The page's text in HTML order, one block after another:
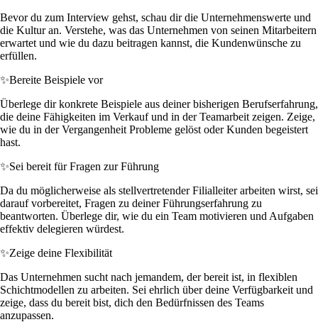
Bevor du zum Interview gehst, schau dir die Unternehmenswerte und
die Kultur an. Verstehe, was das Unternehmen von seinen Mitarbeitern
erwartet und wie du dazu beitragen kannst, die Kundenwünsche zu
erfüllen.
✨Bereite Beispiele vor
Überlege dir konkrete Beispiele aus deiner bisherigen Berufserfahrung,
die deine Fähigkeiten im Verkauf und in der Teamarbeit zeigen. Zeige,
wie du in der Vergangenheit Probleme gelöst oder Kunden begeistert
hast.
✨Sei bereit für Fragen zur Führung
Da du möglicherweise als stellvertretender Filialleiter arbeiten wirst, sei
darauf vorbereitet, Fragen zu deiner Führungserfahrung zu
beantworten. Überlege dir, wie du ein Team motivieren und Aufgaben
effektiv delegieren würdest.
✨Zeige deine Flexibilität
Das Unternehmen sucht nach jemandem, der bereit ist, in flexiblen
Schichtmodellen zu arbeiten. Sei ehrlich über deine Verfügbarkeit und
zeige, dass du bereit bist, dich den Bedürfnissen des Teams
anzupassen.